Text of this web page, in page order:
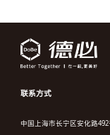
联系方式
中国上海市长宁区安化路